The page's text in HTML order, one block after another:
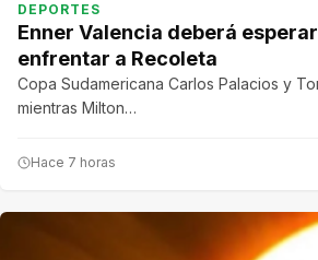
DEPORTES
Enner Valencia deberá
enfrentar a Recoleta
Copa Sudamericana Carlos Palacios y
mientras Milton…
Hace 7 horas